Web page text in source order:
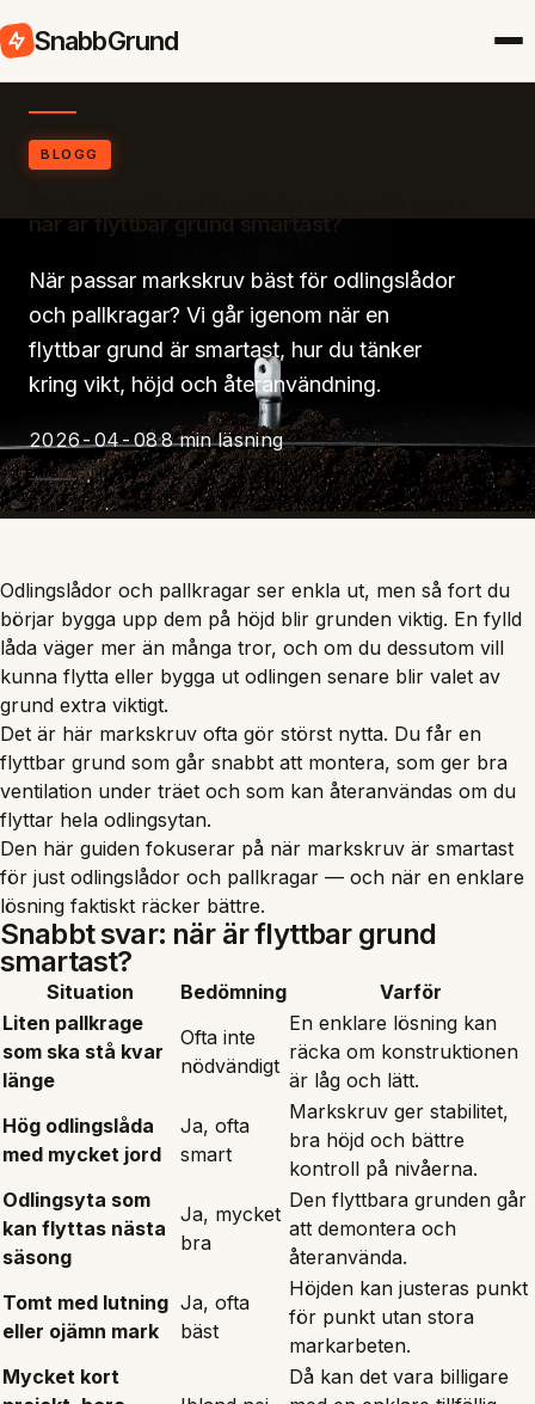
SnabbGrund
BLOGG
när är flyttbar grund smartast?
När passar markskruv bäst för odlingslådor
och pallkragar? Vi går igenom när en
flyttbar grund är smartast, hur du tänker
kring vikt, höjd och återanvändning.
2026-04-088 min läsning
Odlingslådor och pallkragar ser enkla ut, men så fort du
börjar bygga upp dem på höjd blir grunden viktig. En fylld
låda väger mer än många tror, och om du dessutom vill
kunna flytta eller bygga ut odlingen senare blir valet av
grund extra viktigt.
Det är här markskruv ofta gör störst nytta. Du får en
flyttbar grund som går snabbt att montera, som ger bra
ventilation under träet och som kan återanvändas om du
flyttar hela odlingsytan.
Den här guiden fokuserar på när markskruv är smartast
för just odlingslådor och pallkragar — och när en enklare
lösning faktiskt räcker bättre.
Snabbt svar: när är flyttbar grund
smartast?
Situation Bedömning
Varför
Liten pallkrage
som ska stå kvar
länge
Ofta inte
nödvändigt
En enklare lösning kan
räcka om konstruktionen
är låg och lätt.
Hög odlingslåda
med mycket jord
Ja, ofta
smart
Markskruv ger stabilitet,
bra höjd och bättre
kontroll på nivåerna.
Odlingsyta som
kan flyttas nästa
säsong
Ja, mycket
bra
Den flyttbara grunden går
att demontera och
återanvända.
Tomt med lutning
eller ojämn mark
Ja, ofta
bäst
Höjden kan justeras punkt
för punkt utan stora
markarbeten.
Mycket kort
Då kan det vara billigare